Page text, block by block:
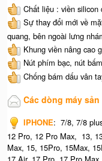
Chất liệu : viền silicon
Sự thay đổi mới về
quang, bên ngoài lưng
Khung viền nâng cao
Nút phím bạc, nút
Chống bám dấu vân
Các dòng máy
IPHONE: 7/8, 7/8
12 Pro, 12 Pro Max, 13,
Max, 15, 15Pro, 15Max,